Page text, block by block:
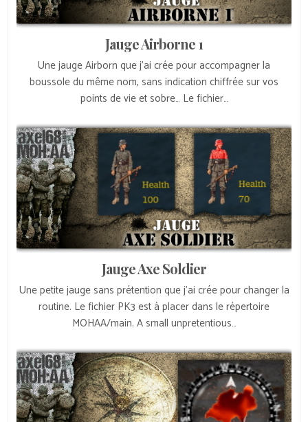
Jauge Airborne 1
Une jauge Airborn que j’ai crée pour accompagner la
boussole du même nom, sans indication chiffrée sur vos
points de vie et sobre… Le fichier…
Jauge Axe Soldier
Une petite jauge sans prétention que j’ai crée pour changer la
routine. Le fichier PK3 est à placer dans le répertoire
MOHAA/main. A small unpretentious…